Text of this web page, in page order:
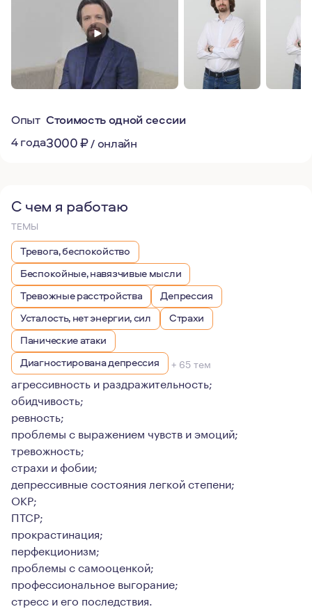
Опыт
4 года
Стоимость одной сессии
3000₽/ онлайн
С чем я работаю
ТЕМЫ
Тревога, беспокойство
Беспокойные, навязчивые мысли
Тревожные расстройства
Депрессия
Усталость, нет энергии, сил
Страхи
Панические атаки
Диагностирована депрессия
+ 65 тем
агрессивность и раздражительность;
обидчивость;
ревность;
проблемы с выражением чувств и эмоций;
тревожность;
страхи и фобии;
депрессивные состояния легкой степени;
ОКР;
ПТСР;
прокрастинация;
перфекционизм;
проблемы с самооценкой;
профессиональное выгорание;
стресс и его последствия.